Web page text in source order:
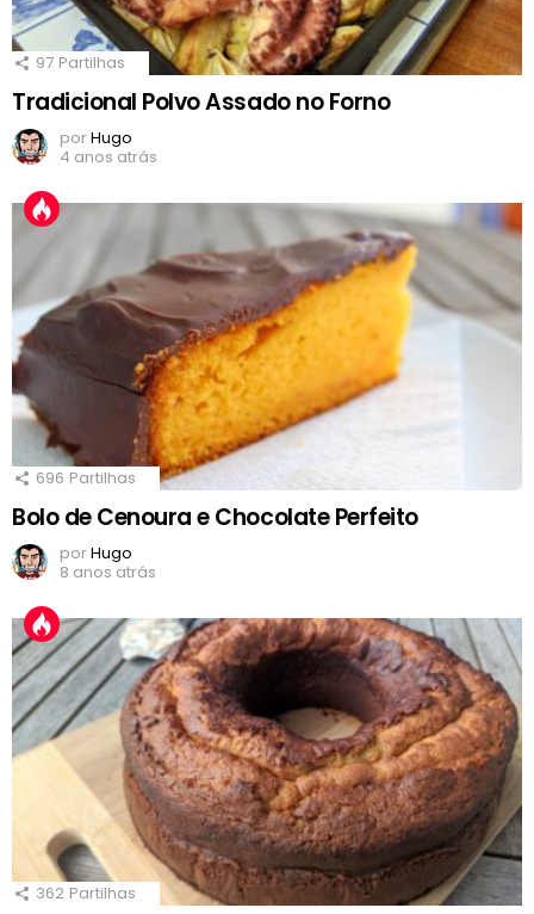
97 Partilhas
Tradicional Polvo Assado no Forno
porHugo
4 anos atrás
696 Partilhas
Bolo de Cenoura e Chocolate Perfeito
porHugo
8 anos atrás
362 Partilhas